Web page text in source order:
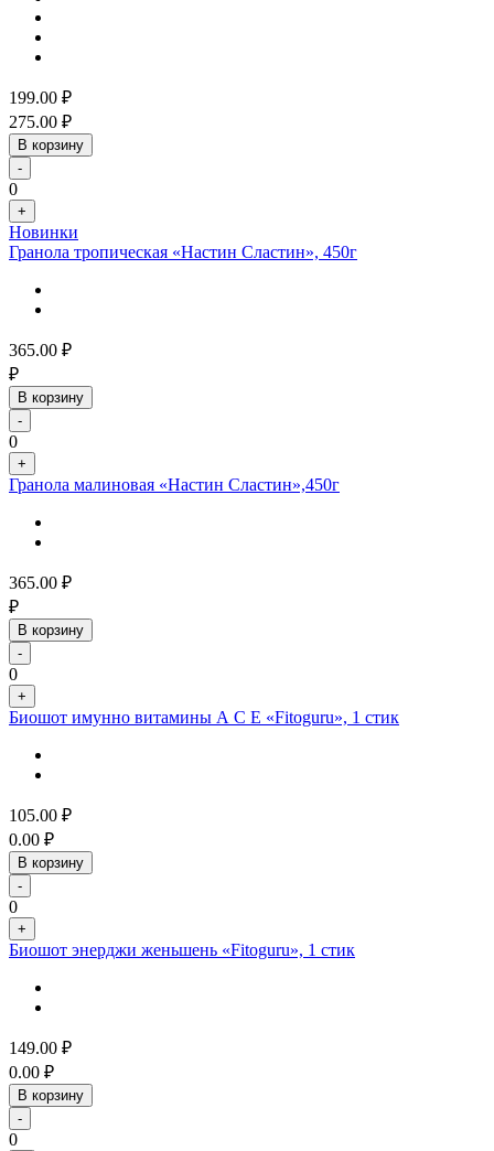
199.00 ₽
275.00 ₽
В корзину
-
0
+
Новинки
Гранола тропическая «Настин Сластин», 450г
365.00 ₽
₽
В корзину
-
0
+
Гранола малиновая «Настин Сластин»,450г
365.00 ₽
₽
В корзину
-
0
+
Биошот имунно витамины А С Е «Fitoguru», 1 стик
105.00 ₽
0.00 ₽
В корзину
-
0
+
Биошот энерджи женьшень «Fitoguru», 1 стик
149.00 ₽
0.00 ₽
В корзину
-
0